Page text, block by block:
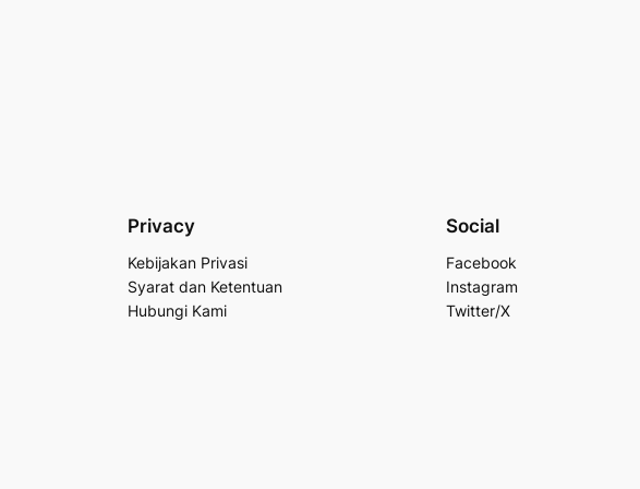
Privacy
Kebijakan Privasi
Syarat dan Ketentuan
Hubungi Kami
Social
Facebook
Instagram
Twitter/X